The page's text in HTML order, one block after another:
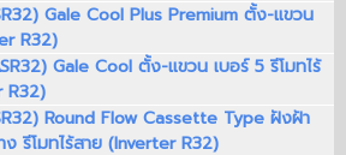
Gale Cool Plus Premium ตั้ง-แขวน
R32)
Gale Cool ตั้ง-แขวน เบอร์ 5 รีโมทไร้
R32)
Round Flow Cassette Type ฝังฝ้า
รีโมทไร้สาย (Inverter R32)